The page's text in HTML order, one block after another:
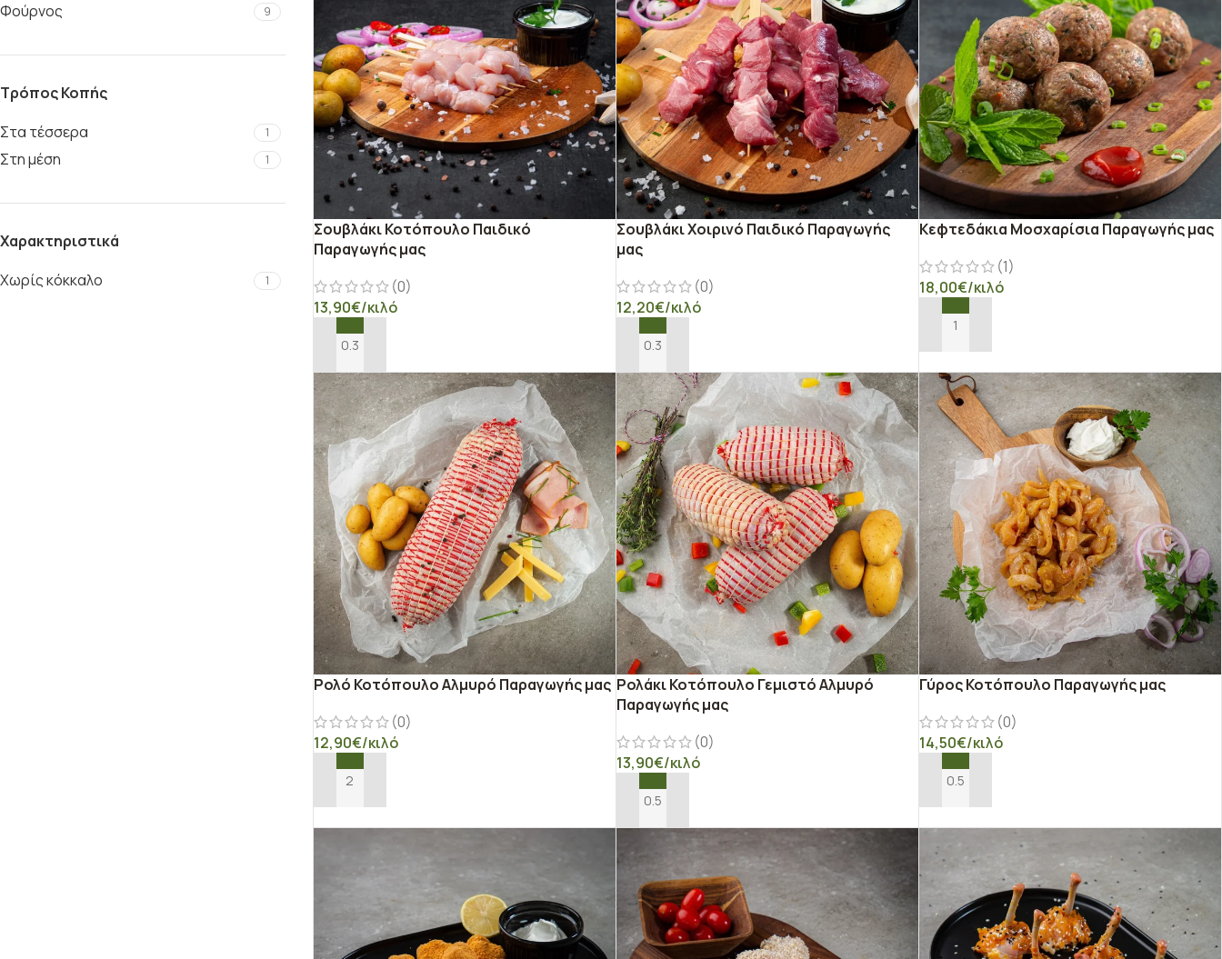
Φούρνος 9
Τρόπος Κοπής
Στα τέσσερα
1
Στη μέση 1
Χαρακτηριστικά
Χωρίς κόκκαλο
1
Σουβλάκι Κοτόπουλο Παιδικό
Παραγωγής μας
(0)
13,90€/κιλό
ΠΡΟΣΘΉΚΗ ΣΤΟ ΚΑΛΆΘΙ
Σουβλάκι Χοιρινό Παιδικό Παραγωγής
μας
(0)
12,20€/κιλό
ΠΡΟΣΘΉΚΗ ΣΤΟ ΚΑΛΆΘΙ
Κεφτεδάκια Μοσχαρίσια Παραγωγής μας
(1)
18,00€/κιλό
ΠΡΟΣΘΉΚΗ ΣΤΟ ΚΑΛΆΘΙ
Ρολό Κοτόπουλο Αλμυρό Παραγωγής μας
(0)
12,90€/κιλό
ΠΡΟΣΘΉΚΗ ΣΤΟ ΚΑΛΆΘΙ
Ρολάκι Κοτόπουλο Γεμιστό Αλμυρό
Παραγωγής μας
(0)
13,90€/κιλό
ΠΡΟΣΘΉΚΗ ΣΤΟ ΚΑΛΆΘΙ
Γύρος Κοτόπουλο Παραγωγής μας
(0)
14,50€/κιλό
ΠΡΟΣΘΉΚΗ ΣΤΟ ΚΑΛΆΘΙ